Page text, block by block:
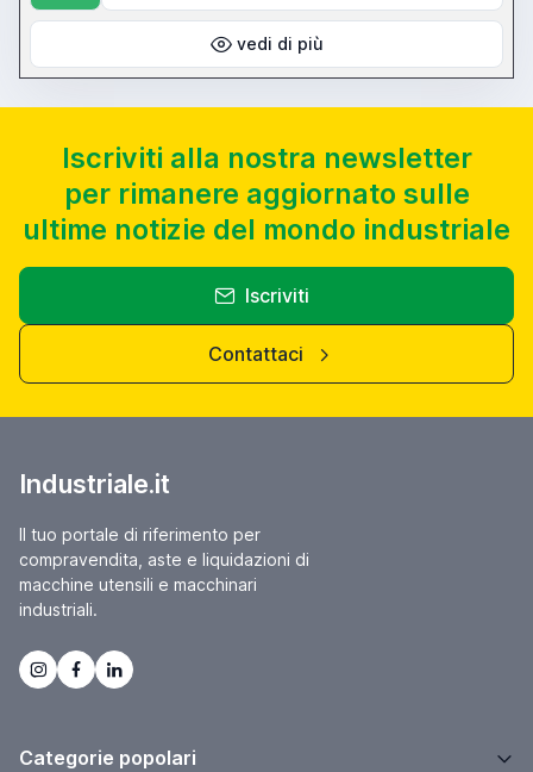
vedi di più
Iscriviti alla nostra newsletter
per rimanere aggiornato sulle
ultime notizie del mondo industriale
Iscriviti
Contattaci
Industriale.it
Il tuo portale di riferimento per
compravendita, aste e liquidazioni di
macchine utensili e macchinari
industriali.
Categorie popolari